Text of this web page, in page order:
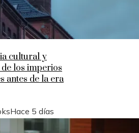
cultural y
los imperios
antes de la era
Hace 5 días